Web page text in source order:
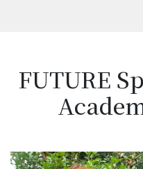
FUTURE